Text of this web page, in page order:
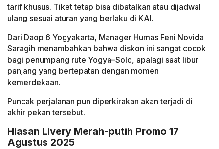
tarif khusus. Tiket tetap bisa dibatalkan atau dijadwal
ulang sesuai aturan yang berlaku di KAI.
Dari Daop 6 Yogyakarta, Manager Humas Feni Novida
Saragih menambahkan bahwa diskon ini sangat cocok
bagi penumpang rute Yogya–Solo, apalagi saat libur
panjang yang bertepatan dengan momen
kemerdekaan.
Puncak perjalanan pun diperkirakan akan terjadi di
akhir pekan tersebut.
Hiasan Livery Merah-putih Promo 17
Agustus 2025